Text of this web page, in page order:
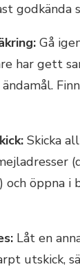
godkända
Gå
har gett
Skicka
och öppna i
Låt en
utskick,